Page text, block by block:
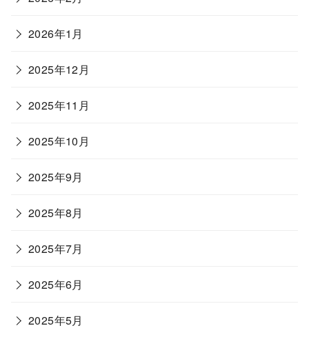
2026年1月
2025年12月
2025年11月
2025年10月
2025年9月
2025年8月
2025年7月
2025年6月
2025年5月